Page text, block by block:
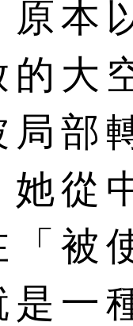
原本
的大
局部
她從
「被
是一